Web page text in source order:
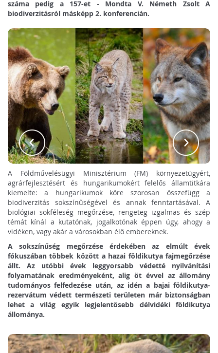
száma pedig a 157-et - Mondta V. Németh Zsolt A
biodiverzitásról másképp 2. konferencián.
A Földművelésügyi Minisztérium (FM) környezetügyért,
agrárfejlesztésért és hungarikumokért felelős államtitkára
kiemelte: a hungarikumok köre szorosan összefügg a
biodiverzitás sokszínűségével és annak fenntartásával. A
biológiai sokféleség megőrzése, rengeteg izgalmas és szép
témát kínál a kutatónak, jogalkotónak éppen úgy, ahogy a
vidéken, vagy akár a városokban élő embereknek.
A sokszínűség megőrzése érdekében az elmúlt évek
fókuszában többek között a hazai földikutya fajmegőrzése
állt. Az utóbbi évek leggyorsabb védetté nyilvánítási
folyamatának eredményeként, alig öt évvel az állomány
tudományos felfedezése után, az idén a bajai földikutya-
rezervátum védett természeti területen már biztonságban
lehet a világ egyik legjelentősebb délvidéki földikutya
állománya.